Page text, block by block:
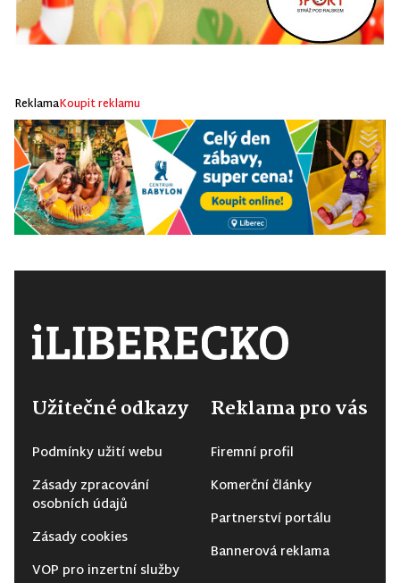
ReklamaKoupit reklamu
Užitečné odkazy
Podmínky užití webu
Zásady zpracování
osobních údajů
Zásady cookies
VOP pro inzertní služby
Reklama pro vás
Firemní profil
Komerční články
Partnerství portálu
Bannerová reklama